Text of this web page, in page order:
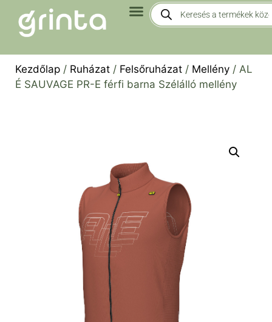
Kezdőlap / Ruházat / Felsőruházat / Mellény / AL
É SAUVAGE PR-E férfi barna Szélálló mellény